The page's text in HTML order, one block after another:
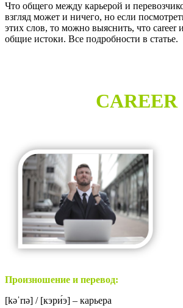
Что общего между карьерой и
взгляд может и ничего, но если
этих слов, то можно выяснить, что career
общие истоки. Все подробности в статье.
CAREER
Произношение и перевод:
[kəˈrɪə] / [кэри́э] – карьера